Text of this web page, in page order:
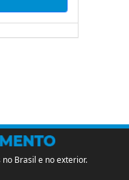
Brasil e no exterior.